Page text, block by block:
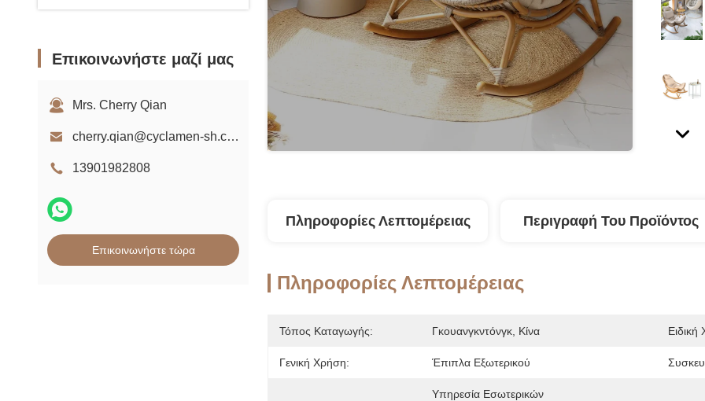
Επικοινωνήστε μαζί μας
Mrs. Cherry Qian
cherry.qian@cyclamen-sh.com
13901982808
Επικοινωνήστε τώρα
Πληροφορίες Λεπτομέρειας Περιγραφή Του Προϊόντος
Πληροφορίες Λεπτομέρειας
Τόπος Καταγωγής: Γκουανγκντόνγκ, Κίνα
Γενική Χρήση: Έπιπλα Εξωτερικού
Υπηρεσία Εσωτερικών